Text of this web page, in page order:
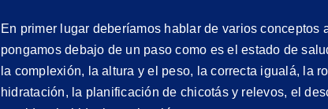
En primer lugar deberíamos hablar de varios conceptos
pongamos debajo de un paso como es el estado de
la complexión, la altura y el peso, la correcta igualá, la
hidratación, la planificación de chicotás y relevos, el